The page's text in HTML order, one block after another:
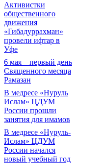
Активистки
общественного
движения
«Гибадуррахман»
провели ифтар в
Уфе
6 мая – первый день
Священного месяца
Рамазан
В медресе «Нуруль
Ислам» ЦДУМ
России прошли
занятия для имамов
В медресе «Нуруль-
Ислам» ЦДУМ
России начался
новый учебный год